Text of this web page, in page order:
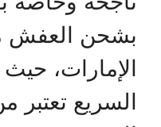
بشحن العفش
الإمارات،
السريع تعتبر